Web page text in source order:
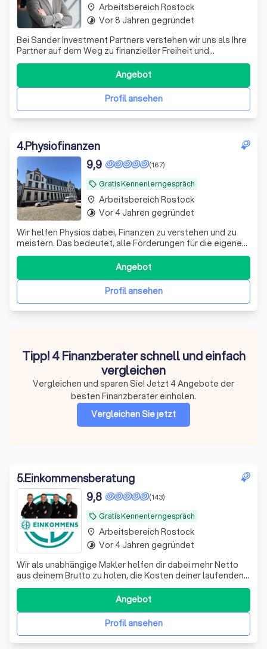
Bei Sander Investment Partners verstehen wir uns als Ihre
Partner auf dem Weg zu finanzieller Freiheit und
Sicherheit. Mit über einem Jahrzehnt Erfahrung im
Investmentbereich und einem engagierten Team aus
Experten bieten wir maßgeschneiderte Anlagestrategien,
die perfekt auf Ihre individuellen Bedü
Profil ansehen
Angebot
place Arbeitsbereich Rostock
timelapse Vor 8 Jahren gegründet
4.Physiofinanzen
local_offer Gratis Kennenlerngespräch
(167)
9,9
Wir helfen Physios dabei, Finanzen zu verstehen und zu
meistern. Das bedeutet, alle Förderungen für die eigene
Vorsorge und Absicherung richtig zu nutzen.
Profil ansehen
Angebot
place Arbeitsbereich Rostock
timelapse Vor 4 Jahren gegründet
Tipp! 4 Finanzberater schnell und einfach
vergleichen
Vergleichen und sparen Sie! Jetzt 4 Angebote der
besten Finanzberater einholen.
Vergleichen Sie jetzt
5.Einkommensberatung
local_offer Gratis Kennenlerngespräch
(143)
9,8
Wir als unabhängige Makler helfen dir dabei mehr Netto
aus deinem Brutto zu holen, die Kosten deiner laufenden
Verträge zu reduzieren und deine Rentenlücke zu
Profil ansehen
Angebot
place Arbeitsbereich Rostock
timelapse Vor 4 Jahren gegründet